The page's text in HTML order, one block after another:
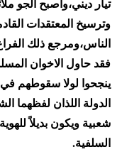
وترسيخ المعتقدات
الناس،ومرجع ذلك الفراغ
فقد حاول الاخوان
ينجحوا لولا سقوطهم
الدولة اللذان لفظهما
شعبية ويكون بديلاً
السلفية.